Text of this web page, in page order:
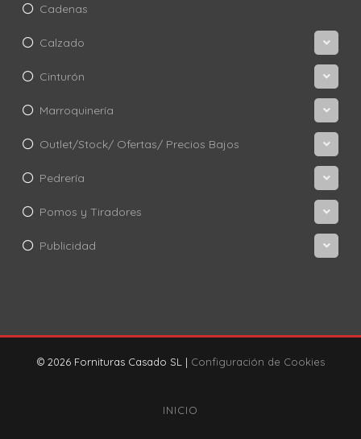
Cadenas
Calzado
Cinturón
Marroquinería
Outlet/Stock/ Ofertas/ Precios Bajos
Pedrería
Pomos y Tiradores
Publicidad
© 2026 Fornituras Casado SL | Configuración de Cookies
INICIO